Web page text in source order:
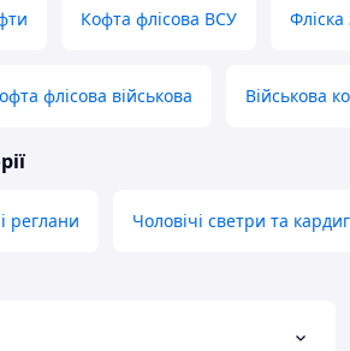
Кофта флісова ВСУ Фліска
флісова військова Військова
реглани Чоловічі светри та